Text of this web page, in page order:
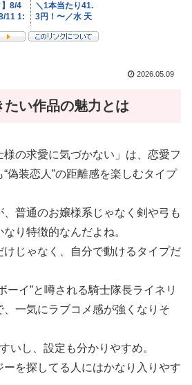
2026.05.09
たい作品の魅力とは
様の求愛に気づかない」は、恋愛フ
偽装恋人”の距離感を楽しむタイプ
、普通のお嬢様系じゃなく剣や弓も
り特徴的なんだよね。
じゃなく、自分で動けるタイプだ
ーイ”と噂される騎士隊長ライネリ
一気にラブコメ感が強くなりそ
いし、設定も分かりやすめ。
を探してる人にはかなり入りやす